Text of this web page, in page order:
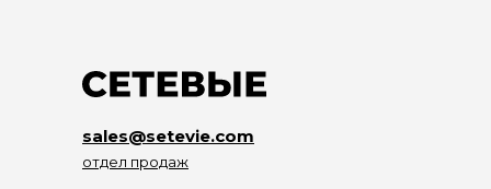
отдел продаж
sales@setevie.com